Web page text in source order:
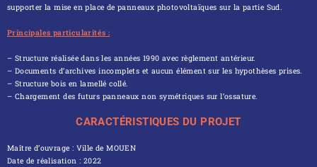
supporter la mise en place de panneaux photovoltaïques sur la partie Sud.
Principales particularités :
– Structure réalisée dans les années 1990 avec règlement antérieur.
– Documents d’archives incomplets et aucun élément sur les hypothèses prises.
– Structure bois en lamellé collé.
– Chargement des futurs panneaux non symétriques sur l’ossature.
CARACTÉRISTIQUES DU PROJET
Maître d’ouvrage : Ville de MOUEN
Date de réalisation : 2022